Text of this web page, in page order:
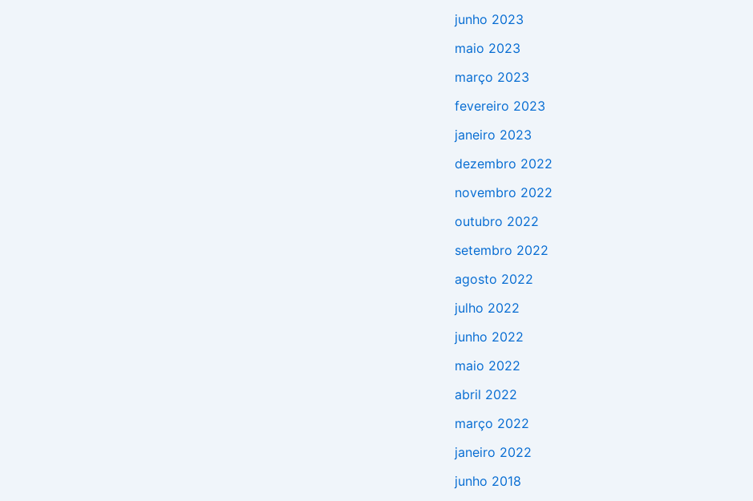
junho 2023
maio 2023
março 2023
fevereiro 2023
janeiro 2023
dezembro 2022
novembro 2022
outubro 2022
setembro 2022
agosto 2022
julho 2022
junho 2022
maio 2022
abril 2022
março 2022
janeiro 2022
junho 2018